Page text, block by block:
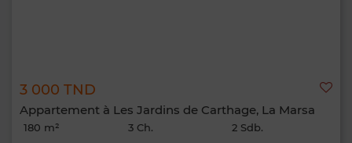
3 000 TND
Appartement à Les Jardins de Carthage, La Marsa
180 m² 3 Ch. 2 Sdb.